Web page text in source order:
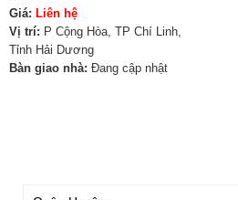
Giá: Liên hệ
Vị trí: P Cộng Hòa, TP Chí Linh,
Tỉnh Hải Dương
Bàn giao nhà: Đang cập nhật